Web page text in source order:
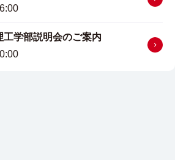
学部説明会のご案内
詳細はこ